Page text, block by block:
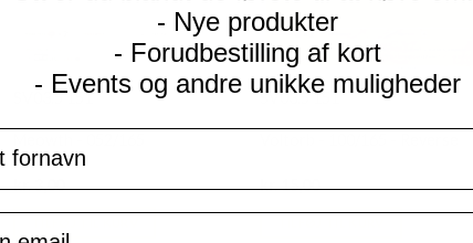
SV03.5 151
kr.3,00
is:
kr. 39,95.
SV03.5 151
kr.15,00
is:
- Nye produkter
- Forudbestilling af kort
- Events og andre unikke muligheder